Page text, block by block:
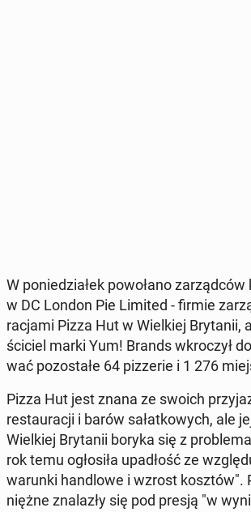
W po­nie­dzia­łek po­wo­ła­no
w DC London Pie Limited - firmie
ra­cja­mi Pizza Hut w Wiel­kiej Bry­ta­nii,
ści­ciel marki Yum! Brands wkro­czył
wać po­zo­sta­łe 64 piz­ze­rie i 1 276
Pizza Hut jest znana ze swoich
re­stau­ra­cji i barów sa­łat­ko­wych, ale
Wiel­kiej Bry­ta­nii boryka się z
rok temu ogło­si­ła upa­dłość ze
warunki han­dlo­we i wzrost kosztów".
nięż­ne zna­la­zły się pod presją "w